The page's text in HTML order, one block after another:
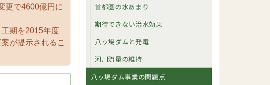
更で4600億円に
期を2015年度
が提示されるこ
首都圏の水あまり
期待できない治水効果
八ッ場ダムと発電
河川流量の維持
八ッ場ダム事業の問題点